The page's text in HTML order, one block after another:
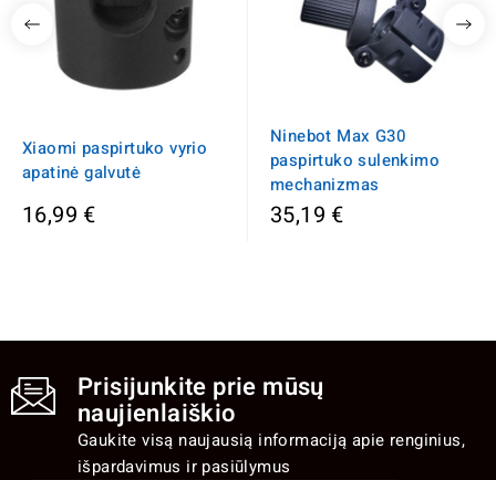
Xiaomi paspirtuko vyrio
apatinė galvutė
16,99 €
Ninebot Max G30
paspirtuko sulenkimo
mechanizmas
35,19 €
Prisijunkite prie mūsų
naujienlaiškio
Gaukite visą naujausią informaciją apie renginius,
išpardavimus ir pasiūlymus